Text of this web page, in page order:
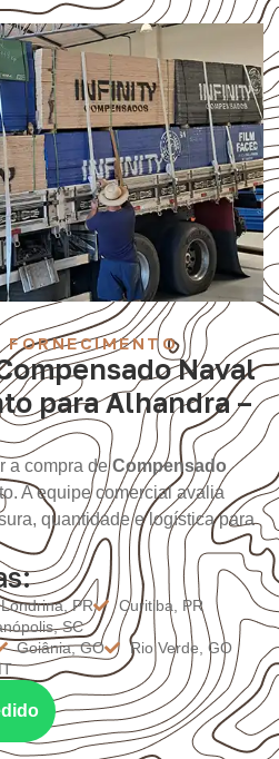
Naval
para Alhandra –
a compra deCompensado
A equipe comercial avalia
quantidade e logística para
Londrina, PR
Curitiba, PR
SC
Goiânia, GO
Rio Verde, GO